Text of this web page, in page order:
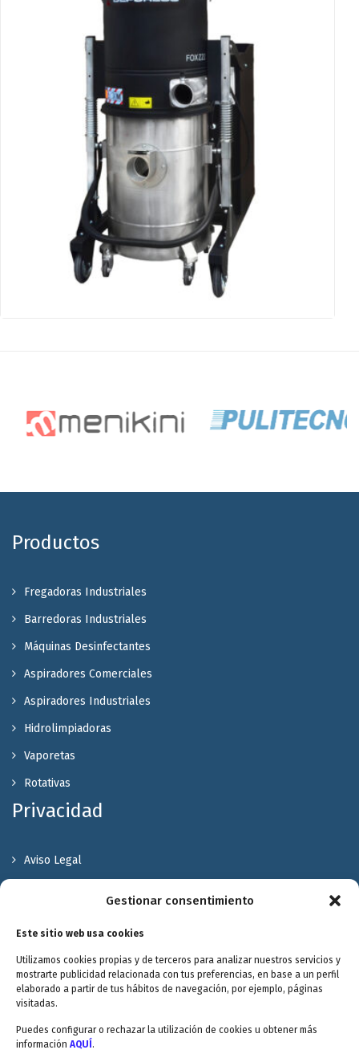
Gestionar consentimiento
Este sitio web usa cookies
Utilizamos cookies propias y de terceros para analizar nuestros servicios y
mostrarte publicidad relacionada con tus preferencias, en base a un perfil
elaborado a partir de tus hábitos de navegación, por ejemplo, páginas
visitadas.
Puedes configurar o rechazar la utilización de cookies u obtener más
información AQUÍ .
Productos
Fregadoras Industriales
Barredoras Industriales
Máquinas Desinfectantes
Aspiradores Comerciales
Aspiradores Industriales
Hidrolimpiadoras
Vaporetas
Rotativas
Privacidad
Aviso Legal
Valóranos